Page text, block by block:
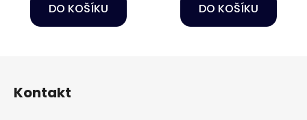
DO KOŠÍKU DO KOŠÍKU
Kontakt